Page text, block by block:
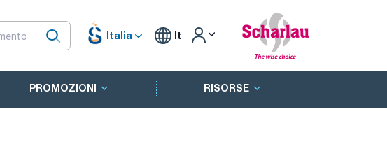
Italia It
PROMOZIONI RISORSE